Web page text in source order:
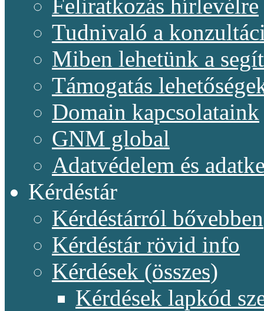
Feliratkozás hírlevélre
Tudnivaló a
Miben lehetünk a
Támogatás
Domain kapcsolataink
GNM global
Adatvédelem és
Kérdéstár
Kérdéstárról bővebben
Kérdéstár rövid info
Kérdések (összes)
Kérdések lapkód